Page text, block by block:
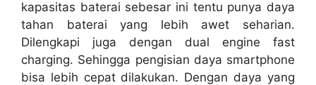
kapasitas baterai sebesar ini tentu punya daya
tahan baterai yang lebih awet seharian.
Dilengkapi juga dengan dual engine fast
charging. Sehingga pengisian daya smartphone
bisa lebih cepat dilakukan. Dengan daya yang